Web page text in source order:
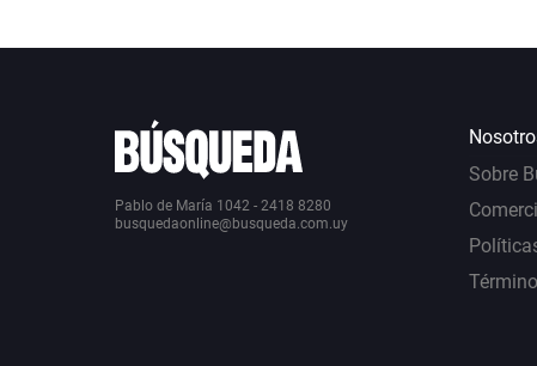
Pablo de María 1042 - 2418 8280
busquedaonline@busqueda.com.uy
Sobre